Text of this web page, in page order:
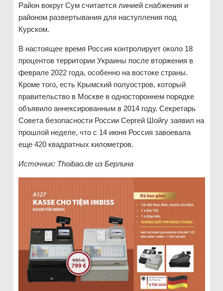
Район вокруг Сум считается линией снабжения и
районом развертывания для наступления под
Курском.
В настоящее время Россия контролирует около 18
процентов территории Украины после вторжения в
феврале 2022 года, особенно на востоке страны.
Кроме того, есть Крымский полуостров, который
правительство в Москве в одностороннем порядке
объявило аннексированным в 2014 году. Секретарь
Совета безопасности России Сергей Шойгу заявил на
прошлой неделе, что с 14 июня Россия завоевала
еще 420 квадратных километров.
Источник: Thoibao.de из Берлина